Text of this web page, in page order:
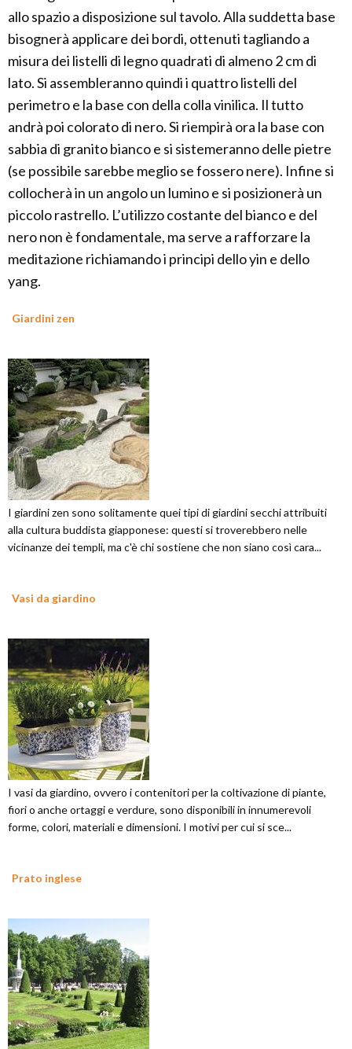
allo spazio a disposizione sul tavolo. Alla suddetta base
bisognerà applicare dei bordi, ottenuti tagliando a
misura dei listelli di legno quadrati di almeno 2 cm di
lato. Si assembleranno quindi i quattro listelli del
perimetro e la base con della colla vinilica. Il tutto
andrà poi colorato di nero. Si riempirà ora la base con
sabbia di granito bianco e si sistemeranno delle pietre
(se possibile sarebbe meglio se fossero nere). Infine si
collocherà in un angolo un lumino e si posizionerà un
piccolo rastrello. L’utilizzo costante del bianco e del
nero non è fondamentale, ma serve a rafforzare la
meditazione richiamando i principi dello yin e dello
yang.
Giardini zen
I giardini zen sono solitamente quei tipi di giardini secchi attribuiti
alla cultura buddista giapponese: questi si troverebbero nelle
vicinanze dei templi, ma c'è chi sostiene che non siano così cara...
Vasi da giardino
I vasi da giardino, ovvero i contenitori per la coltivazione di piante,
fiori o anche ortaggi e verdure, sono disponibili in innumerevoli
forme, colori, materiali e dimensioni. I motivi per cui si sce...
Prato inglese